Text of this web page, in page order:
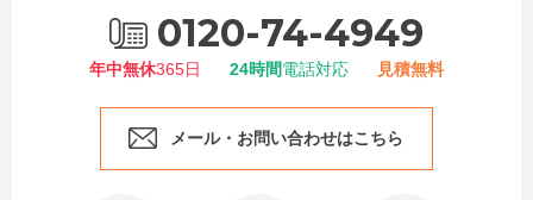
0120-74-4949
年中無休365日 24時間電話対応 見積無料
メール・お問い合わせはこちら